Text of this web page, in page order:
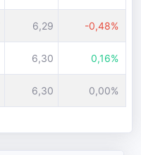
6,29 -0,48%
6,30 0,16%
6,30 0,00%